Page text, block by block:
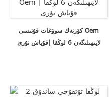
كۆزنەك سوۋغات قۇتىسى Oem
لايىھىلىگەن 6 لوڭقا |قۇياش نۇرى